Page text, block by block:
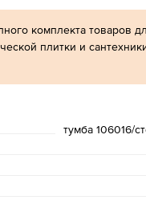
комплекта товаров
плитки и
тумба 106016/